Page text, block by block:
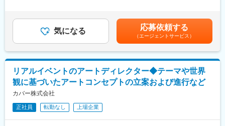
設計です。
を生む」制度があります。プロトタイプを開発し、社内で勉強
会、プレゼンをして試作から事業化されたものもあります。
・没頭手当：30歳以下の若手社員の支援として、没頭手当（2万
円／月）を支給しています。使用用途は自由ですが、新しい知見
や経験、環境の構築などに役立ててほしいと考えています。
変更の範囲：会社の定める業務
ンおよび演出
・体験デザインを中心に、プロジェクトの企画からデザイン、実
施まで一貫して担当
提案
・チームメンバーや外部パートナーとの連携によるプロジェクト
推進
■プロジェクト事例
https://www.1-10.com/works/category/entertainment
経験やスキルを考慮して決定します。■業績賞与：年1回■昇給：
年1回賃金はあくまでも目安の金額であり、選考を通じて上下する
可能性があります。月給(月額)は固定手当を含めた表記です。
気になる 応募依頼する
（エージェントサービス）
リアルイベントのアートディレクター◆テーマや世界
観に基づいたアートコンセプトの立案および進行など
カバー株式会社
正社員 転勤なし 上場企業